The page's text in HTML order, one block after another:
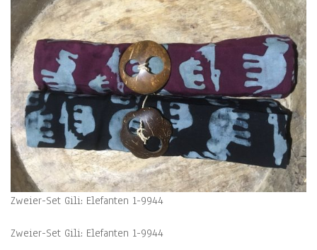
Zweier-Set Gili: Elefanten 1-9944
Zweier-Set Gili: Elefanten 1-9944